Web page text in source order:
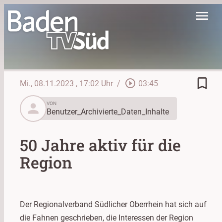
menu
Mi., 08.11.2023 , 17:02 Uhr / play_circle_outline 03:45
bookmark_border
person
VON
Benutzer_Archivierte_Daten_Inhalte
50 Jahre aktiv für die
Region
Der Regionalverband Südlicher Oberrhein hat sich auf
die Fahnen geschrieben, die Interessen der Region